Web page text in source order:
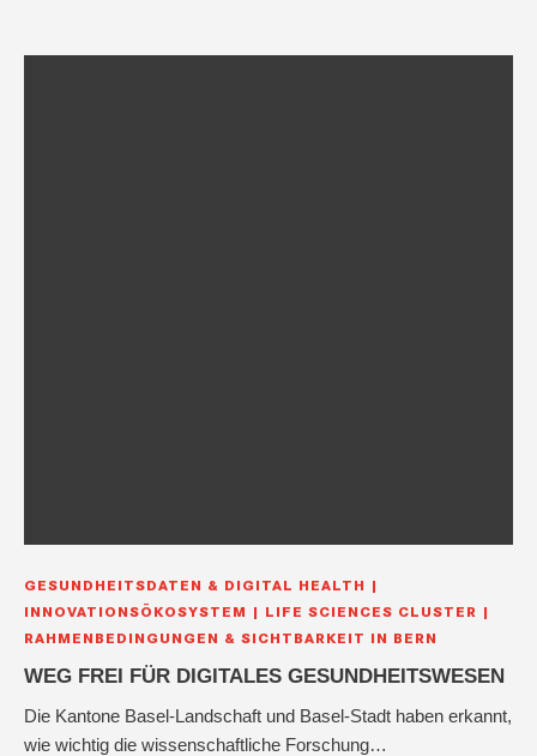
GESUNDHEITSDATEN & DIGITAL HEALTH
INNOVATIONSÖKOSYSTEM
LIFE SCIENCES CLUSTER
RAHMENBEDINGUNGEN & SICHTBARKEIT IN BERN
WEG FREI FÜR DIGITALES GESUNDHEITSWESEN
Die Kantone Basel-Landschaft und Basel-Stadt haben erkannt,
wie wichtig die wissenschaftliche Forschung…